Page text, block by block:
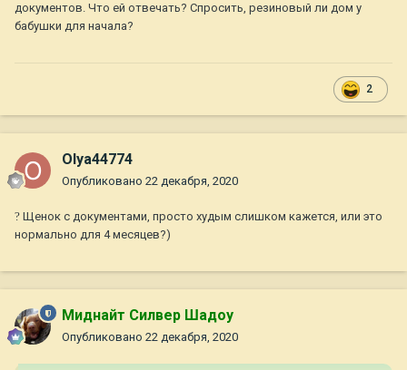
документов. Что ей отвечать? Спросить, резиновый ли дом у
бабушки для начала?
2
Olya44774
Опубликовано 22 декабря, 2020
? Щенок с документами, просто худым слишком кажется, или это
нормально для 4 месяцев?)
Миднайт Силвер Шадоу
Опубликовано 22 декабря, 2020